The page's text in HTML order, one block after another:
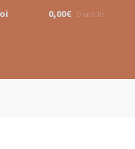
0,00€ 0 article